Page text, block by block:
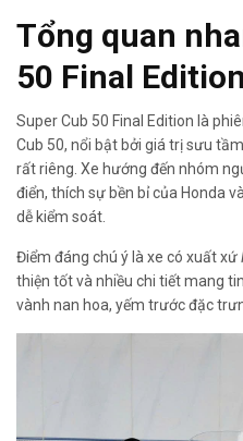
Tổng quan
50 Final
Super Cub 50 Final Edition là
Cub 50, nổi bật bởi giá trị sưu
rất riêng. Xe hướng đến nhóm
điển, thích sự bền bỉ của Honda
dễ kiểm soát.
Điểm đáng chú ý là xe có xuất xứ
thiện tốt và nhiều chi tiết mang
vành nan hoa, yếm trước đặc